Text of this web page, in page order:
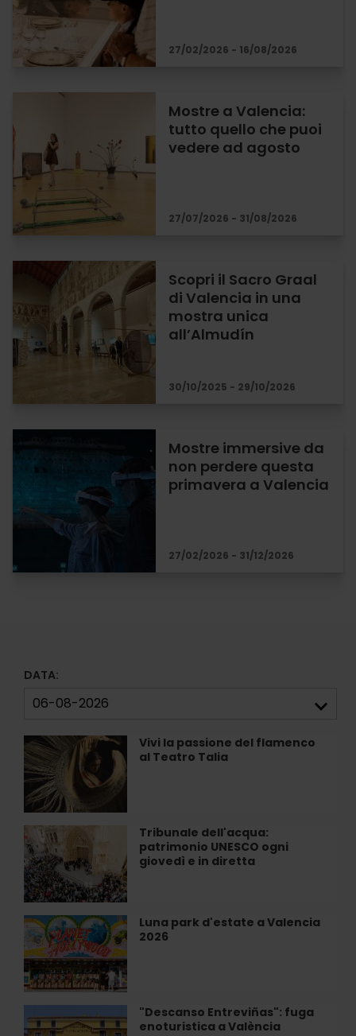
27/02/2026 - 16/08/2026
Mostre a Valencia:
tutto quello che puoi
vedere ad agosto
27/07/2026 - 31/08/2026
Scopri il Sacro Graal
di Valencia in una
mostra unica
all’Almudín
30/10/2025 - 29/10/2026
Mostre immersive da
non perdere questa
primavera a Valencia
27/02/2026 - 31/12/2026
DATA:
Vivi la passione del flamenco
al Teatro Talia
Vivi
la
passione
del
flamenco
al
Teatro
Talia
Tribunale dell'acqua:
patrimonio UNESCO ogni
giovedì e in diretta
Tribunale
dell'acqua:
patrimonio
UNESCO
ogni
giovedì
e
in
diretta
Luna park d'estate a Valencia
2026
Luna
park
d'estate
a
Valencia
2026
"Descanso Entreviñas": fuga
enoturistica a València
"Descanso
Entreviñas":